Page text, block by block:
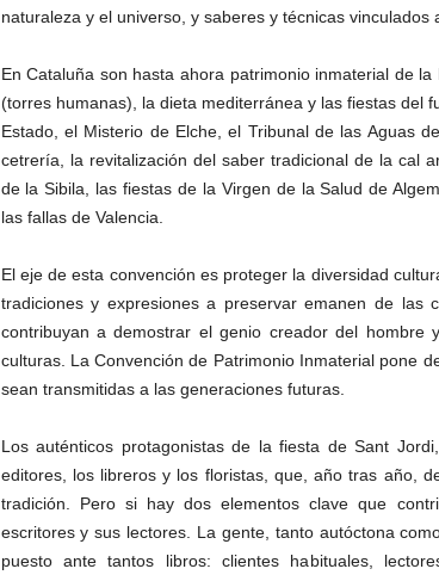
naturaleza y el universo, y saberes y técnicas vinculados
En Cataluña son hasta ahora patrimonio inmaterial de
(torres humanas), la dieta mediterránea y las fiestas del
Estado, el Misterio de Elche, el Tribunal de las Aguas
cetrería, la revitalización del saber tradicional de la cal
de la Sibila, las fiestas de la Virgen de la Salud de
las fallas de Valencia.
El eje de esta convención es proteger la diversidad
tradiciones y expresiones a preservar emanen de las
contribuyan a demostrar el genio creador del
culturas. La Convención de Patrimonio Inmaterial pone
sean transmitidas a las generaciones futuras.
Los auténticos protagonistas de la fiesta de Sant
editores, los libreros y los floristas, que, año tras año,
tradición. Pero si hay dos elementos clave que
escritores y sus lectores. La gente, tanto autóctona
puesto ante tantos libros: clientes habituales,